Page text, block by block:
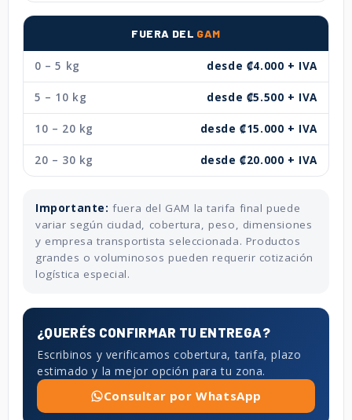
FUERA DEL GAM
0 – 5 kg desde ₡4.000 + IVA
5 – 10 kg desde ₡5.500 + IVA
10 – 20 kg desde ₡15.000 + IVA
20 – 30 kg desde ₡20.000 + IVA
Importante: fuera del GAM la tarifa final puede
variar según ciudad, cobertura, peso, dimensiones
y empresa transportista seleccionada. Productos
grandes o voluminosos pueden requerir cotización
logística especial.
¿QUERÉS CONFIRMAR TU ENTREGA?
Escribinos y verificamos cobertura, tarifa, plazo
estimado y la mejor opción para tu zona.
Consultar por WhatsApp